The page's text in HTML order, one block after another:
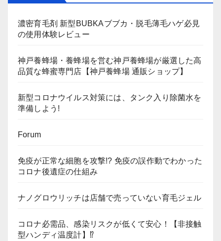
濃密育毛剤 新型BUBKAブブカ・脱毛薄毛ハゲ必見
の使用体験レビュー
神戸養蜂場・養蜂場を営む神戸養蜂場が厳選した高
品質な蜂蜜専門店【神戸養蜂場 通販ショップ】
新型コロナウイルス対策には、タンク入り除菌水を
準備しよう!
Forum
免疫が正常な細胞を攻撃!? 免疫の誤作動でわかった
コロナ後遺症の仕組み
ナノグロウリッチは店舗で売っていない育毛ジェル
コロナ必需品、感染リスクが低くて安心！【非接触
型ハンディ温度計】⁉